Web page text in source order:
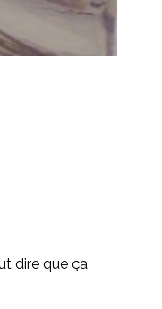
dire que ça